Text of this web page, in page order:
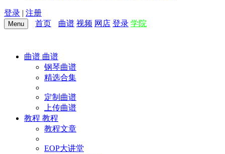
登录 | 注册
Menu 首页 曲谱 视频 网店 登录 学院
曲谱 曲谱
钢琴曲谱
精选合集
定制曲谱
上传曲谱
教程 教程
教程文章
EOP大讲堂